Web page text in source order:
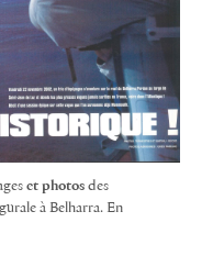
et photos des
à Belharra. En